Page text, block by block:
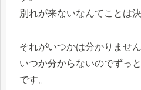
別れが来ないなんてことは
それがいつかは分かりません
いつか分からないのでずっ
です。